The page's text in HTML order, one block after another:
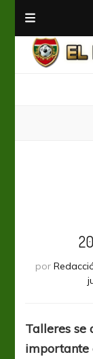
por
Talleres se
importante